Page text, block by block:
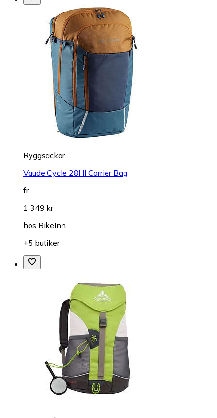
Ryggsäckar
Vaude Cycle 28l II Carrier Bag
fr.
1 349 kr
hos BikeInn
+5 butiker